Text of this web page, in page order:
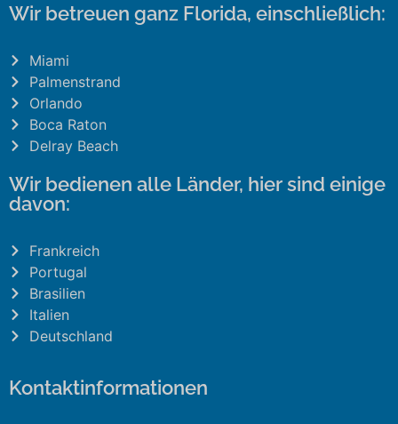
Wir betreuen ganz Florida, einschließlich:
Miami
Palmenstrand
Orlando
Boca Raton
Delray Beach
Wir bedienen alle Länder, hier sind einige
davon:
Frankreich
Portugal
Brasilien
Italien
Deutschland
Kontaktinformationen